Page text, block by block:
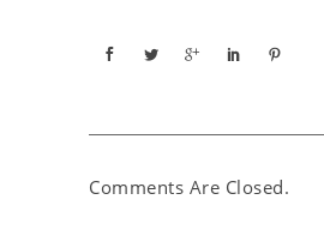
Comments Are Closed.